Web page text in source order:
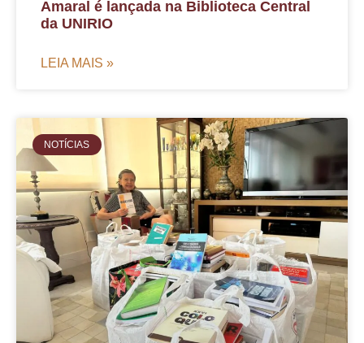
Amaral é lançada na Biblioteca Central
da UNIRIO
LEIA MAIS »
NOTÍCIAS